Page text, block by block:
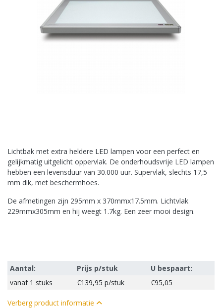
Lichtbak met extra heldere LED lampen voor een perfect en
gelijkmatig uitgelicht oppervlak. De onderhoudsvrije LED lampen
hebben een levensduur van 30.000 uur. Supervlak, slechts 17,5
mm dik, met beschermhoes.
De afmetingen zijn 295mm x 370mmx17.5mm. Lichtvlak
229mmx305mm en hij weegt 1.7kg. Een zeer mooi design.
Aantal: Prijs p/stuk
U bespaart:
vanaf 1 stuks €139,95 p/stuk €95,05
Verberg product informatie